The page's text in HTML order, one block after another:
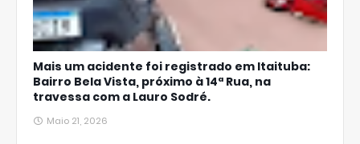
Mais um acidente foi registrado em Itaituba:
Bairro Bela Vista, próximo à 14ª Rua, na
travessa com a Lauro Sodré.
Maio 21, 2026